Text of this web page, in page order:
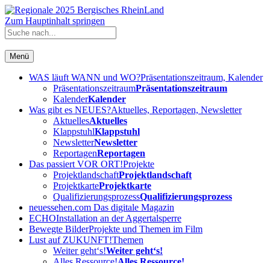
Zum Hauptinhalt springen
Menü
WAS läuft WANN und WO?Präsentationszeitraum, Kalender
PräsentationszeitraumPräsentationszeitraum
KalenderKalender
Was gibt es NEUES?Aktuelles, Reportagen, Newsletter
AktuellesAktuelles
KlappstuhlKlappstuhl
NewsletterNewsletter
ReportagenReportagen
Das passiert VOR ORT!Projekte
ProjektlandschaftProjektlandschaft
ProjektkarteProjektkarte
QualifizierungsprozessQualifizierungsprozess
neuessehen.com Das digitale Magazin
ECHOInstallation an der Aggertalsperre
Bewegte BilderProjekte und Themen im Film
Lust auf ZUKUNFT!Themen
Weiter geht‘s!Weiter geht‘s!